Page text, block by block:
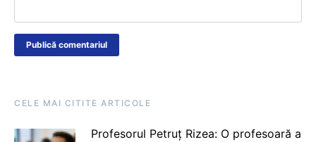
CELE MAI CITITE ARTICOLE
Profesorul Petruț Rizea: O profesoară a